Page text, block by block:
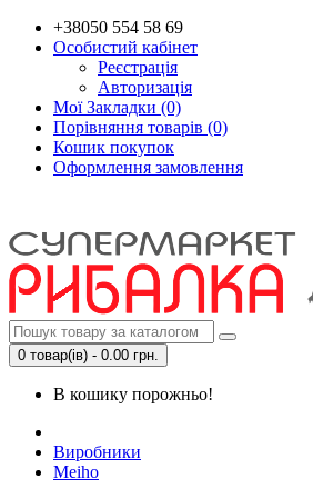
+38050 554 58 69
Особистий кабінет
Реєстрація
Авторизація
Мої Закладки (0)
Порівняння товарів (0)
Кошик покупок
Оформлення замовлення
0 товар(ів) - 0.00 грн.
В кошику порожньо!
Виробники
Meiho